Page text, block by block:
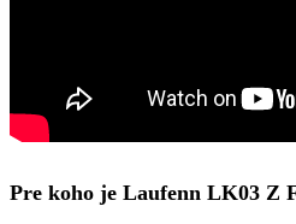
Pre koho je Laufenn LK03 Z